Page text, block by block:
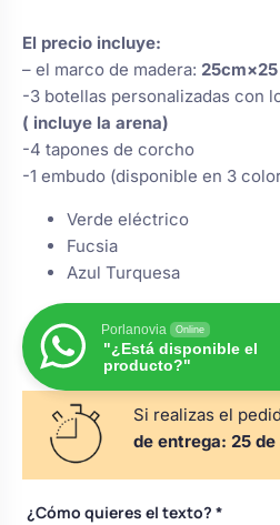
boda
de la arena
para arras
alianzas
porta alianzas
de boda
personalizados para
Juego dominó de madera
personalizado para
Regalos para niña de
Perchas de comunión
personalizadas
Rasca y Gana para
Sorpresas y Diversión
Detalles de comunión
Ver todo
Cúpula de cristal
Botellas decoradas
Bolsos personalizados
Neceseres personalizados
Otros regalos
Ver todo
cliente
El precio incluye:
– el marco de madera:
-3 botellas personalizadas con
( incluye la arena)
-4 tapones de corcho
-1 embudo (disponible en 3
Verde eléctrico
Fucsia
Azul Turquesa
Porlanovia Online
"¿Está disponible el
producto?"
Si realizas el
de entrega: 25
¿Cómo quieres el texto? *